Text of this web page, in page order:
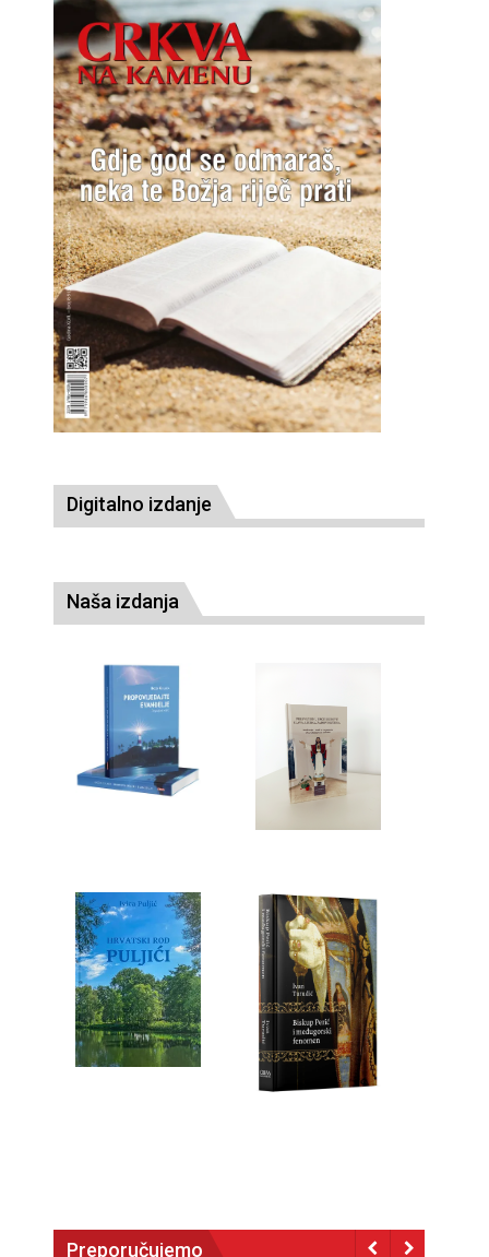
Digitalno izdanje
Naša izdanja
Preporučujemo